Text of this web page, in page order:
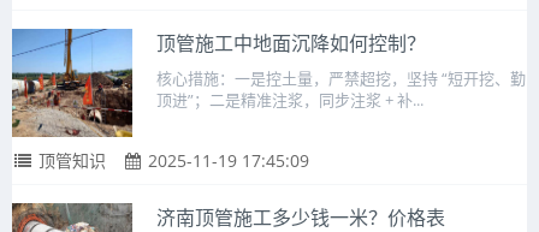
顶管施工中地面沉降如何控制？
核心措施：一是控土量，严禁超挖，坚持 “短开挖、勤
顶进”；二是精准注浆，同步注浆 + 补...
顶管知识 2025-11-19 17:45:09
济南顶管施工多少钱一米？价格表